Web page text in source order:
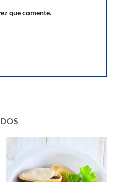
que comente.